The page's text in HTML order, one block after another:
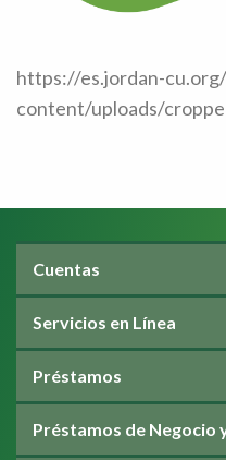
https://es.jordan-
content/uploads/
Cuentas
Servicios en Línea
Préstamos
Préstamos de Negocio